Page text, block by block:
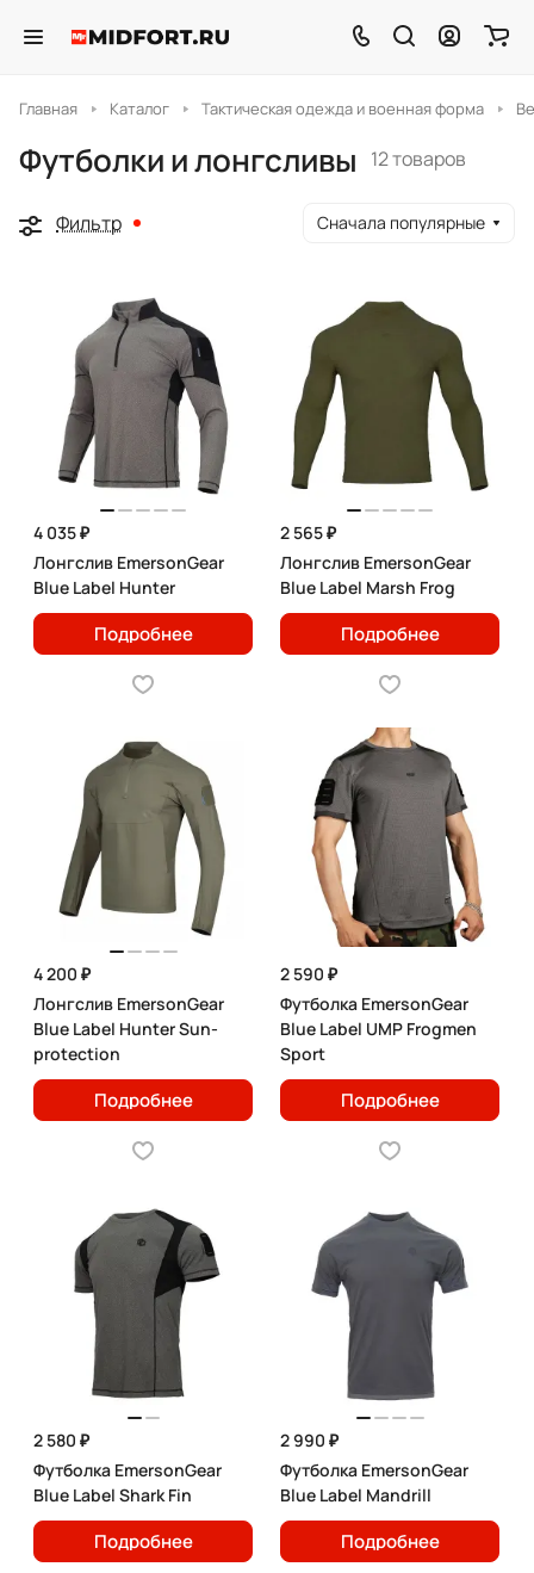
Главная Каталог Тактическая одежда и военная форма
Футболки и лонгсливы 12 товаров
Фильтр Сначала популярные
4 035 ₽
Лонгслив EmersonGear
Blue Label Hunter
Подробнее
2 565 ₽
Лонгслив EmersonGear
Blue Label Marsh Frog
Подробнее
4 200 ₽
Лонгслив EmersonGear
Blue Label Hunter Sun-
protection
Подробнее
2 590 ₽
Футболка EmersonGear
Blue Label UMP Frogmen
Sport
Подробнее
2 580 ₽
Футболка EmersonGear
Blue Label Shark Fin
Подробнее
2 990 ₽
Футболка EmersonGear
Blue Label Mandrill
Подробнее